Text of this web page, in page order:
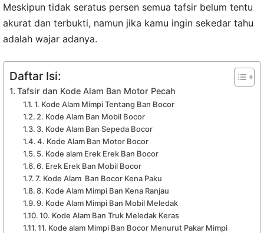
Meskipun tidak seratus persen semua tafsir belum tentu
akurat dan terbukti, namun jika kamu ingin sekedar tahu
adalah wajar adanya.
Daftar Isi:
Tafsir dan Kode Alam Ban Motor Pecah
1. Kode Alam Mimpi Tentang Ban Bocor
2. Kode Alam Ban Mobil Bocor
3. Kode Alam Ban Sepeda Bocor
4. Kode Alam Ban Motor Bocor
5. Kode alam Erek Erek Ban Bocor
6. Erek Erek Ban Mobil Bocor
7. Kode Alam Ban Bocor Kena Paku
8. Kode Alam Mimpi Ban Kena Ranjau
9. Kode Alam Mimpi Ban Mobil Meledak
10. Kode Alam Ban Truk Meledak Keras
11. Kode alam Mimpi Ban Bocor Menurut Pakar Mimpi